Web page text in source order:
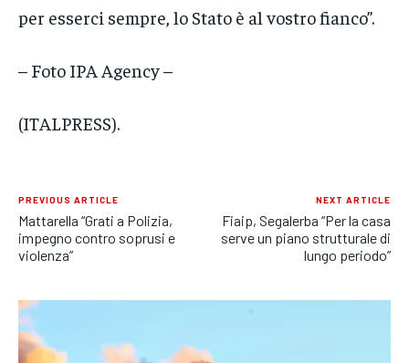
per esserci sempre, lo Stato è al vostro fianco”.
– Foto IPA Agency –
(ITALPRESS).
PREVIOUS ARTICLE
Mattarella “Grati a Polizia,
impegno contro soprusi e
violenza”
NEXT ARTICLE
Fiaip, Segalerba “Per la casa
serve un piano strutturale di
lungo periodo”